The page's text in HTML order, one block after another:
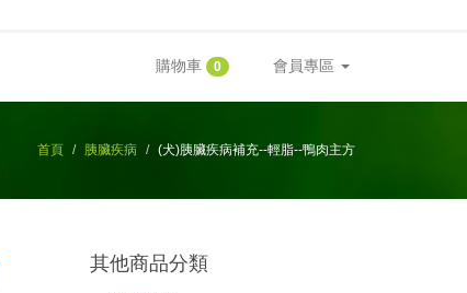
購物車 0 會員專區
首頁 胰臟疾病 (犬)胰臟疾病補充--輕脂--鴨肉主方
其他商品分類